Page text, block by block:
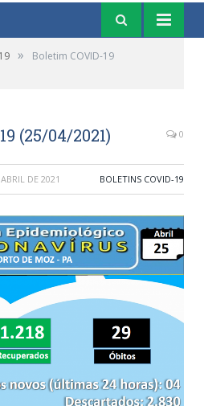
»
Boletim COVID-19
(25/04/2021) 0
DE 2021 BOLETINS COVID-19